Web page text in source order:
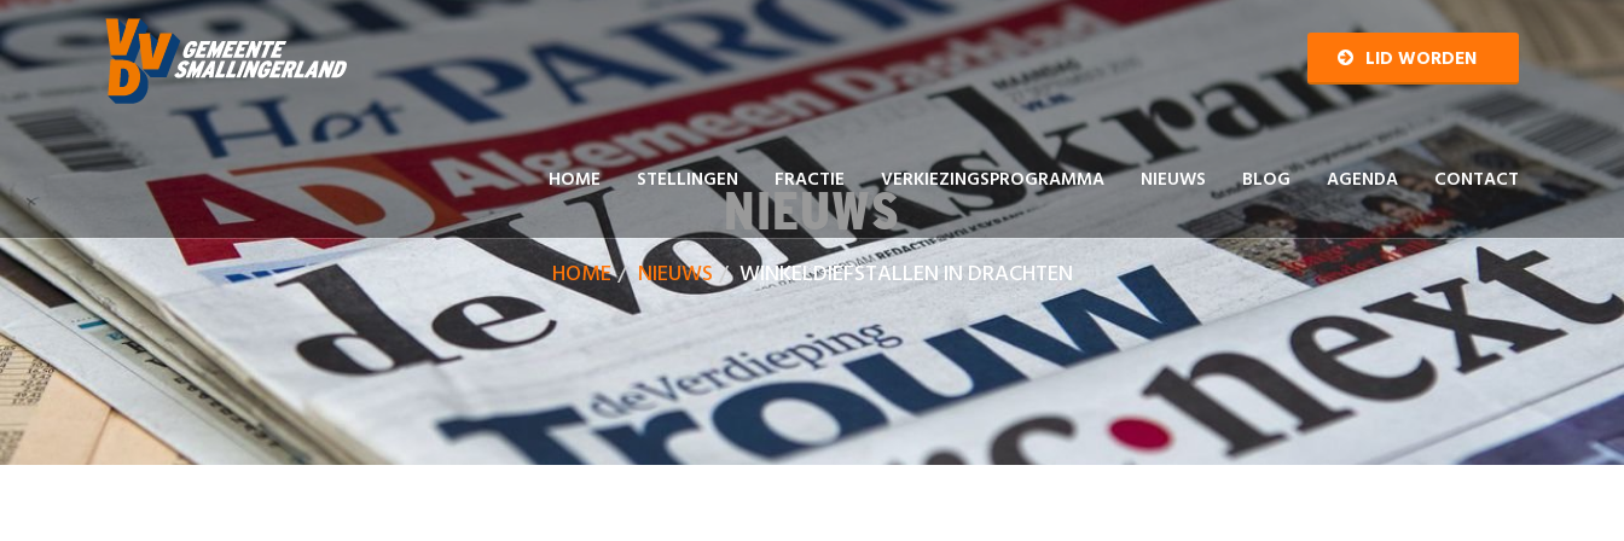
LID WORDEN
HOME STELLINGEN FRACTIE VERKIEZINGSPROGRAMMA NIEUWS BLOG AGENDA CONTACT
NIEUWS
HOME NIEUWS WINKELDIEFSTALLEN IN DRACHTEN